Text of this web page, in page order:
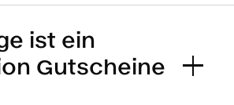
ist ein
Gutscheine